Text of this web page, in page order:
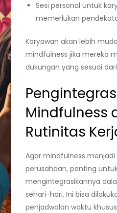
Sesi personal untuk
memerlukan
Karyawan akan lebih
mindfulness jika mereka
dukungan yang sesuai
Mindfulness
Rutinitas
Agar mindfulness
perusahaan, penting
mengintegrasikannya
sehari-hari. Ini bisa
penjadwalan waktu